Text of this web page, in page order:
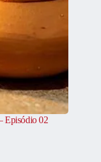
Episódio 02